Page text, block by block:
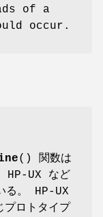
of a
occur.
() 関数は
HP-UX など
る。 HP-UX
ロトタイプ